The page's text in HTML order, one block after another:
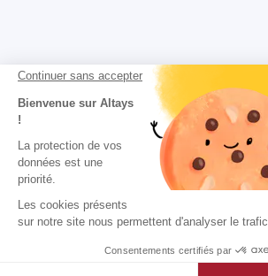
Continuer sans accepter
Bienvenue sur Altays
!
La protection de vos
données est une
priorité.
Les cookies présents
sur notre site nous permettent d'analyser le trafic.
Consentements certifiés par